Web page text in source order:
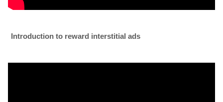
Introduction to reward interstitial ads